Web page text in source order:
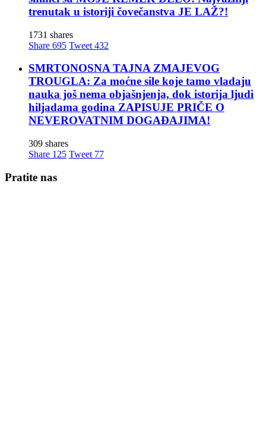
trenutak u istoriji čovečanstva JE LAŽ?!
1731 shares
Share 695 Tweet 432
SMRTONOSNA TAJNA ZMAJEVOG
TROUGLA: Za moćne sile koje tamo vladaju
nauka još nema objašnjenja, dok istorija ljudi
hiljadama godina ZAPISUJE PRIČE O
NEVEROVATNIM DOGAĐAJIMA!
309 shares
Share 125 Tweet 77
Pratite nas